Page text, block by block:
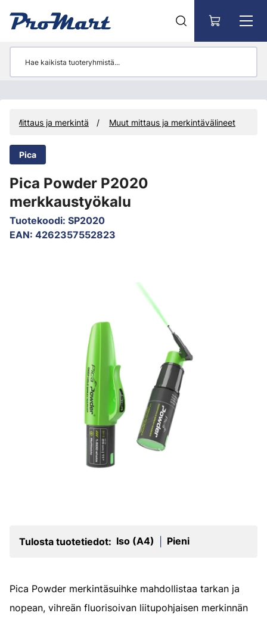
Mittaus ja merkintä Muut mittaus ja merkintävälineet
Pica
Pica Powder P2020
merkkaustyökalu
Tuotekoodi: SP2020
EAN: 4262357552823
Tulosta tuotetiedot: Iso (A4) Pieni
Pica Powder merkintäsuihke mahdollistaa tarkan ja
nopean, vihreän fluorisoivan liitupohjaisen merkinnän